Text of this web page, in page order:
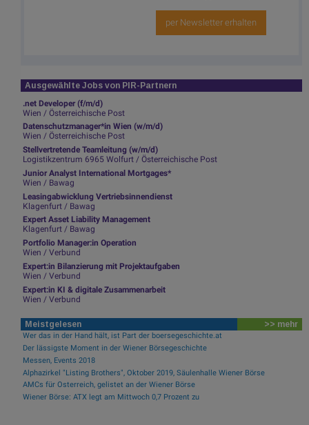
per Newsletter erhalten
Ausgewählte Jobs von PIR-Partnern
.net Developer (f/m/d)
Wien / Österreichische Post
Datenschutzmanager*in Wien (w/m/d)
Wien / Österreichische Post
Stellvertretende Teamleitung (w/m/d)
Logistikzentrum 6965 Wolfurt / Österreichische Post
Junior Analyst International Mortgages*
Wien / Bawag
Leasingabwicklung Vertriebsinnendienst
Klagenfurt / Bawag
Expert Asset Liability Management
Klagenfurt / Bawag
Portfolio Manager:in Operation
Wien / Verbund
Expert:in Bilanzierung mit Projektaufgaben
Wien / Verbund
Expert:in KI & digitale Zusammenarbeit
Wien / Verbund
Meistgelesen >> mehr
Wer das in der Hand hält, ist Part der boersegeschichte.at
Der lässigste Moment in der Wiener Börsegeschichte
Messen, Events 2018
Alphazirkel "Listing Brothers", Oktober 2019, Säulenhalle Wiener Börse
AMCs für Österreich, gelistet an der Wiener Börse
Wiener Börse: ATX legt am Mittwoch 0,7 Prozent zu